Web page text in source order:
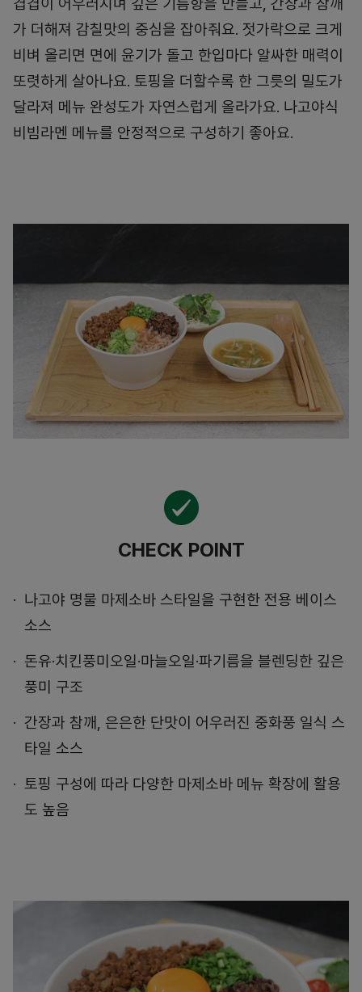
겹겹이 어우러지며 깊은 기름향을 만들고, 간장과 참깨
가 더해져 감칠맛의 중심을 잡아줘요. 젓가락으로 크게
비벼 올리면 면에 윤기가 돌고 한입마다 알싸한 매력이
또렷하게 살아나요. 토핑을 더할수록 한 그릇의 밀도가
달라져 메뉴 완성도가 자연스럽게 올라가요. 나고야식
비빔라멘 메뉴를 안정적으로 구성하기 좋아요.
CHECK POINT
나고야 명물 마제소바 스타일을 구현한 전용 베이스
소스
돈유·치킨풍미오일·마늘오일·파기름을 블렌딩한 깊은
풍미 구조
간장과 참깨, 은은한 단맛이 어우러진 중화풍 일식 스
타일 소스
토핑 구성에 따라 다양한 마제소바 메뉴 확장에 활용
도 높음